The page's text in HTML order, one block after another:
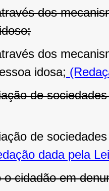
dos
dos
idosa;
de
de
dada pela
cidadão em